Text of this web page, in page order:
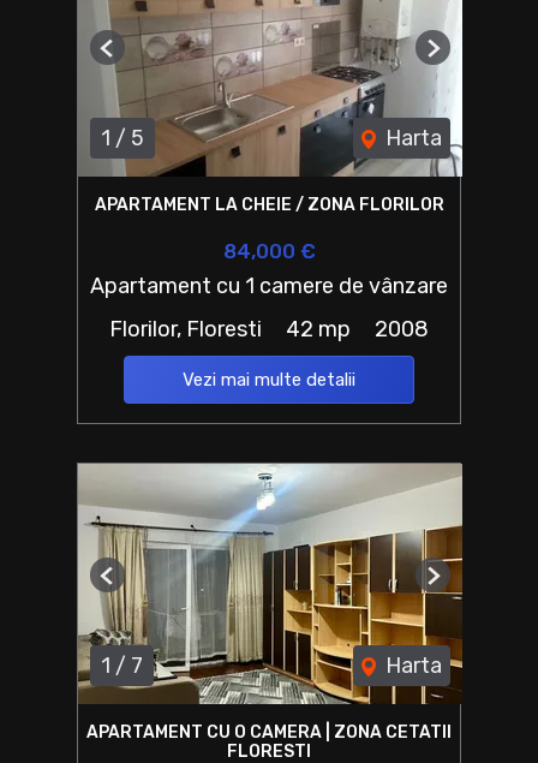
1 / 5 Harta
Previous Next
APARTAMENT LA CHEIE / ZONA FLORILOR
84,000 €
Apartament cu 1 camere de vânzare
Florilor, Floresti
42 mp 2008
Vezi mai multe detalii
1 / 7 Harta
Previous Next
APARTAMENT CU O CAMERA | ZONA CETATII
FLORESTI